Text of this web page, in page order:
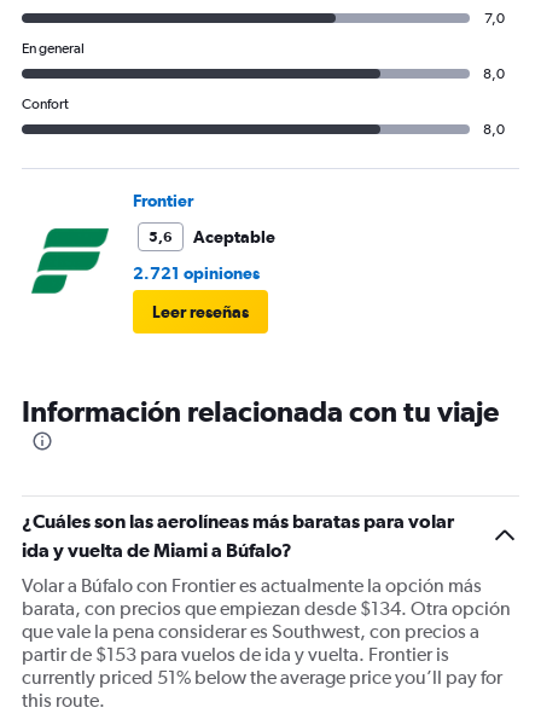
7,0
En general
8,0
Confort
8,0
Frontier
5,6
Aceptable
2.721 opiniones
Leer reseñas
Información relacionada con tu viaje
¿Cuáles son las aerolíneas más baratas para volar
ida y vuelta de Miami a Búfalo?
Volar a Búfalo con Frontier es actualmente la opción más
barata, con precios que empiezan desde $134. Otra opción
que vale la pena considerar es Southwest, con precios a
partir de $153 para vuelos de ida y vuelta. Frontier is
currently priced 51% below the average price you’ll pay for
this route.